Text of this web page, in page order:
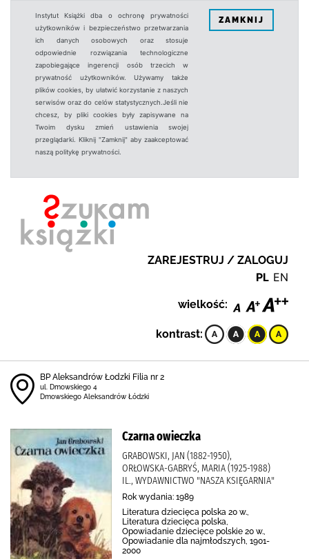
Instytut Książki dba o ochronę prywatności
użytkowników i bezpieczeństwo przetwarzania
ich danych osobowych oraz stosuje
odpowiednie rozwiązania technologiczne
zapobiegające ingerencji osób trzecich w
prywatność użytkowników. Używamy także
plików cookies, by ułatwić korzystanie z naszych
serwisów oraz do celów statystycznych.Jeśli nie
chcesz, by pliki cookies były zapisywane na
Twoim dysku zmień ustawienia swojej
przeglądarki. Kliknij "Zamknij" aby zaakceptować
naszą politykę prywatności.
ZAMKNIJ
ZAREJESTRUJ / ZALOGUJ
PL EN
wielkość:
kontrast:
BP Aleksandrów Łodzki Filia nr 2
ul. Dmowskiego 4
Dmowskiego Aleksandrów Łódzki
Czarna owieczka
GRABOWSKI, JAN (1882-1950),
ORŁOWSKA-GABRYŚ, MARIA (1925-1988)
IL., WYDAWNICTWO "NASZA KSIĘGARNIA"
Rok wydania: 1989
Literatura dziecięca polska 20 w.,
Literatura dziecięca polska,
Opowiadanie dziecięce polskie 20 w.,
Opowiadanie dla najmłodszych, 1901-
2000